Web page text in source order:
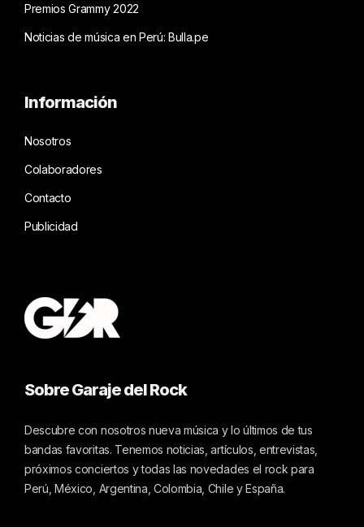
Premios Grammy 2022
Noticias de música en Perú: Bulla.pe
Información
Nosotros
Colaboradores
Contacto
Publicidad
Sobre Garaje del Rock
Descubre con nosotros nueva música y lo últimos de tus
bandas favoritas. Tenemos noticias, artículos, entrevistas,
próximos conciertos y todas las novedades el rock para
Perú, México, Argentina, Colombia, Chile y España.